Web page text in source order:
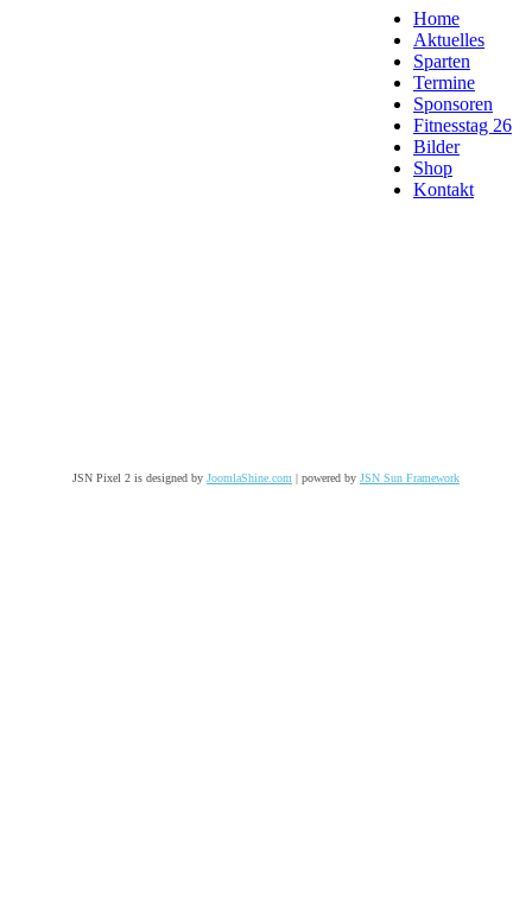
Home
Aktuelles
Sparten
Termine
Sponsoren
Fitnesstag 26
Bilder
Shop
Kontakt
JSN Pixel 2 is designed by JoomlaShine.com | powered by JSN Sun Framework